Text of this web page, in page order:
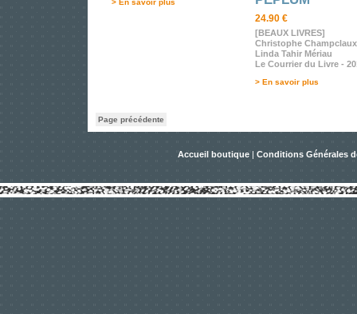
> En savoir plus
24.90 €
[BEAUX LIVRES]
Christophe
Linda Tahir Mériau
Le Courrier du Livre -
> En savoir plus
Page précédente
Accueil boutique | Conditions Générales